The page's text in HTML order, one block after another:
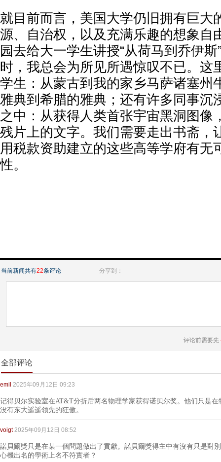
就目前而言，美国大学仍旧拥有巨大
源、自治权，以及充满乐趣的想象自
园去给大一学生讲授“从荷马到乔伊
时，我总会为所见所遇惊叹不已。这
学生：从蒙古到我的家乡马萨诸塞州
雅典到希腊的雅典；还有许多同事沉
之中：从获得人类首张宇宙黑洞图像
残片上的文字。我们需要走出书斋，
用税款资助建立的这些高等学府有无
性。
当前新闻共有22条评论 分享到：
评论前需要先
全部评论
emil 2025年09月12日 09:23
记得贝尔实验室在AT&T分折后两名物理学家获得诺贝尔奖。他们只是
没有东大遥遥领先的狂傲。
voigt 2025年09月12日 08:52
諾貝爾獎只是在某一個問題做出了貢獻。諾貝爾獎得主中有沒有只是對
心機出名的學術上名不符實者？